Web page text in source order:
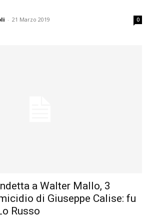
- 21 Marzo 2019 0
a Walter Mallo, 3
di Giuseppe Calise: fu
Russo